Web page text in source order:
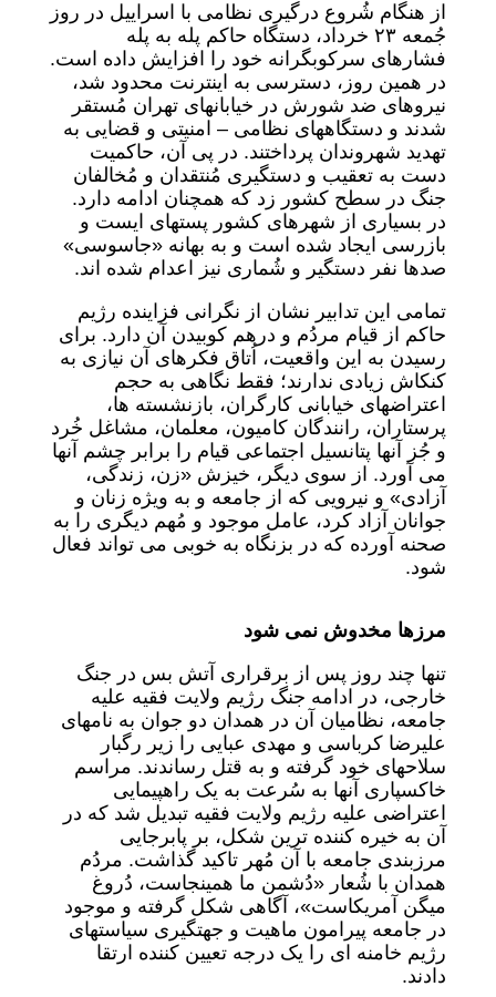
از هنگام شُروع درگیری نظامی با اسراییل در روز
جُمعه ۲۳ خرداد، دستگاه حاکم پله به پله
فشارهای سرکوبگرانه خود را افزایش داده است.
در همین روز، دسترسی به اینترنت محدود شد،
نیروهای ضد شورش در خیابانهای تهران مُستقر
شدند و دستگاههای نظامی – امنیتی و قضایی به
تهدید شهروندان پرداختند. در پی آن، حاکمیت
دست به تعقیب و دستگیری مُنتقدان و مُخالفان
جنگ در سطح کشور زد که همچنان ادامه دارد.
در بسیاری از شهرهای کشور پستهای ایست و
بازرسی ایجاد شده است و به بهانه «جاسوسی»
صدها نفر دستگیر و شُماری نیز اعدام شده اند.
تمامی این تدابیر نشان از نگرانی فزاینده رژیم
حاکم از قیام مردُم و درهم کوبیدن آن دارد. برای
رسیدن به این واقعیت، اُتاق فکرهای آن نیازی به
کنکاش زیادی ندارند؛ فقط نگاهی به حجم
اعتراضهای خیابانی کارگران، بازنشسته ها،
پرستاران، رانندگان کامیون، معلمان، مشاغل خُرد
و جُز آنها پتانسیل اجتماعی قیام را برابر چشم آنها
می آورد. از سوی دیگر، خیزش «زن، زندگی،
آزادی» و نیرویی که از جامعه و به ویژه زنان و
جوانان آزاد کرد، عامل موجود و مُهم دیگری را به
صحنه آورده که در بزنگاه به خوبی می تواند فعال
شود.
مرزها مخدوش نمی شود
تنها چند روز پس از برقراری آتش بس در جنگ
خارجی، در ادامه جنگ رژیم ولایت فقیه علیه
جامعه، نظامیان آن در همدان دو جوان به نامهای
علیرضا کرباسی و مهدی عبایی را زیر رگبار
سلاحهای خود گرفته و به قتل رساندند. مراسم
خاکسپاری آنها به سُرعت به یک راهپیمایی
اعتراضی علیه رژیم ولایت فقیه تبدیل شد که در
آن به خیره کننده ترین شکل، بر پابرجایی
مرزبندی جامعه با آن مُهر تاکید گذاشت. مردُم
همدان با شُعار «دُشمن ما همینجاست، دُروغ
میگن آمریکاست»، آگاهی شکل گرفته و موجود
در جامعه پیرامون ماهیت و جهتگیری سیاستهای
رژیم خامنه ای را یک درجه تعیین کننده ارتقا
دادند.